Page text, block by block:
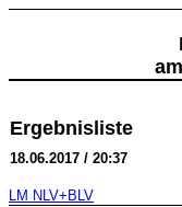
Ergebnisliste
18.06.2017 / 20:37
LM NLV+BLV